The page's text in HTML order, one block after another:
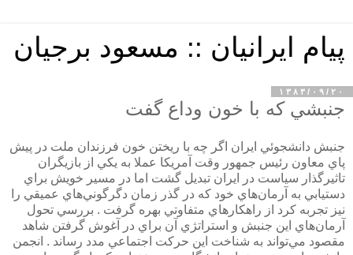
پیام ایرانیان :: مسعود برجیان
۱۳۸۳/۰۹/۲۰
جنبشي كه با خون وداع گفت
جنبش دانشجوئي ايران اگر چه با ريختن خون فرزندان ملت در پيش
پاي معاون رئيس جمهور وقت آمريكا عملا به يكي از بازيگران
تاثيرگذار سياست در ايران تبديل گشت اما در مسير خويش براي
دستيابي به آرمان‌هاي خود كه در گذر زمان دگرگوني‌هاي عميقي را
نيز تجربه كرد از راهكارهاي متفاوتي بهره گرفت . بررسي تحول
آرمان‌هاي اين جنبش و استراتژي آن براي در آغوش گرفتن شاهد
مقصود مي‌تواند به شناخت اين حركت اجتماعي مدد رساند . انجمن